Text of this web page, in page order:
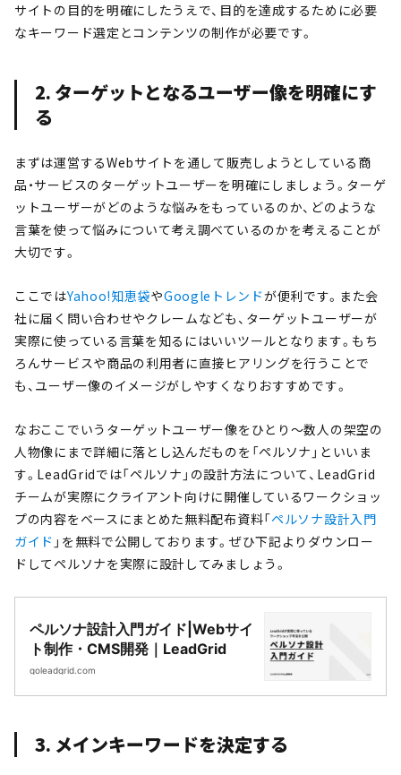
サイトの目的を明確にしたうえで、目的を達成するために必要
なキーワード選定とコンテンツの制作が必要です。
2. ターゲットとなるユーザー像を明確にす
る
まずは運営するWebサイトを通して販売しようとしている商
品・サービスのターゲットユーザーを明確にしましょう。ターゲ
ットユーザーがどのような悩みをもっているのか、どのような
言葉を使って悩みについて考え調べているのかを考えることが
大切です。
ここではYahoo!知恵袋やGoogleトレンドが便利です。また会
社に届く問い合わせやクレームなども、ターゲットユーザーが
実際に使っている言葉を知るにはいいツールとなります。もち
ろんサービスや商品の利用者に直接ヒアリングを行うことで
も、ユーザー像のイメージがしやすくなりおすすめです。
なおここでいうターゲットユーザー像をひとり〜数人の架空の
人物像にまで詳細に落とし込んだものを「ペルソナ」といいま
す。LeadGridでは「ペルソナ」の設計方法について、LeadGrid
チームが実際にクライアント向けに開催しているワークショッ
プの内容をベースにまとめた無料配布資料「ペルソナ設計入門
ガイド 」を無料で公開しております。ぜひ下記よりダウンロー
ドしてペルソナを実際に設計してみましょう。
ペルソナ設計入門ガイド|Webサイ
ト制作・CMS開発｜LeadGrid
goleadgrid.com
3. メインキーワードを決定する